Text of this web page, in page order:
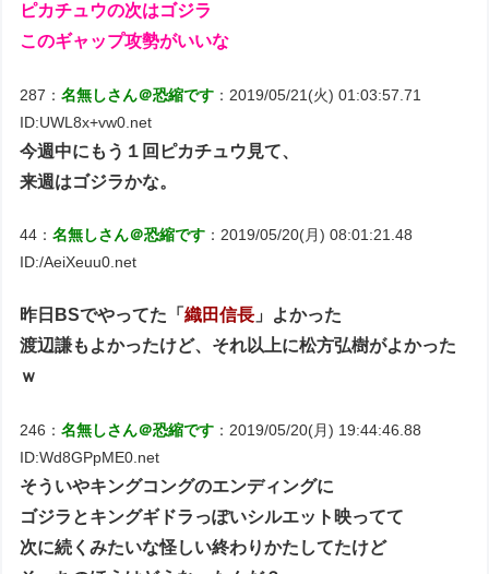
ピカチュウの次はゴジラ
このギャップ攻勢がいいな
287：名無しさん＠恐縮です ：2019/05/21(火) 01:03:57.71
ID:UWL8x+vw0.net
今週中にもう１回ピカチュウ見て、
来週はゴジラかな。
44：名無しさん＠恐縮です ：2019/05/20(月) 08:01:21.48
ID:/AeiXeuu0.net
昨日BSでやってた「織田信長 」よかった
渡辺謙もよかったけど、それ以上に松方弘樹がよかった
ｗ
246：名無しさん＠恐縮です ：2019/05/20(月) 19:44:46.88
ID:Wd8GPpME0.net
そういやキングコングのエンディングに
ゴジラとキングギドラっぽいシルエット映ってて
次に続くみたいな怪しい終わりかたしてたけど